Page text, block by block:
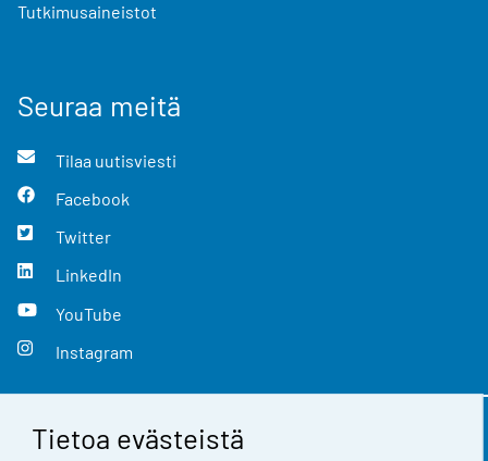
Tietoa evästeistä
Tutkimusaineistot
Seuraa meitä
Tilaa uutisviesti
Facebook
Twitter
LinkedIn
YouTube
Instagram
Yhteystiedot